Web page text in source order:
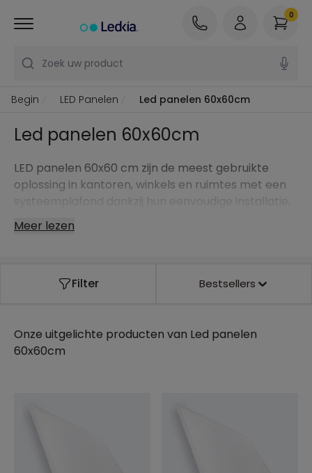
Zoek uw product
0
Begin LED Panelen Led panelen 60x60cm
Led panelen 60x60cm
LED panelen 60x60 cm zijn de meest gebruikte
oplossing in kantoren, winkels en ruimtes met een
systeemplafond dankzij hun eenvoudige installatie,
gelijkmatige verlichting en hoge energie-efficiëntie.
Meer lezen
Filter Bestsellers
Onze uitgelichte producten van Led panelen
60x60cm